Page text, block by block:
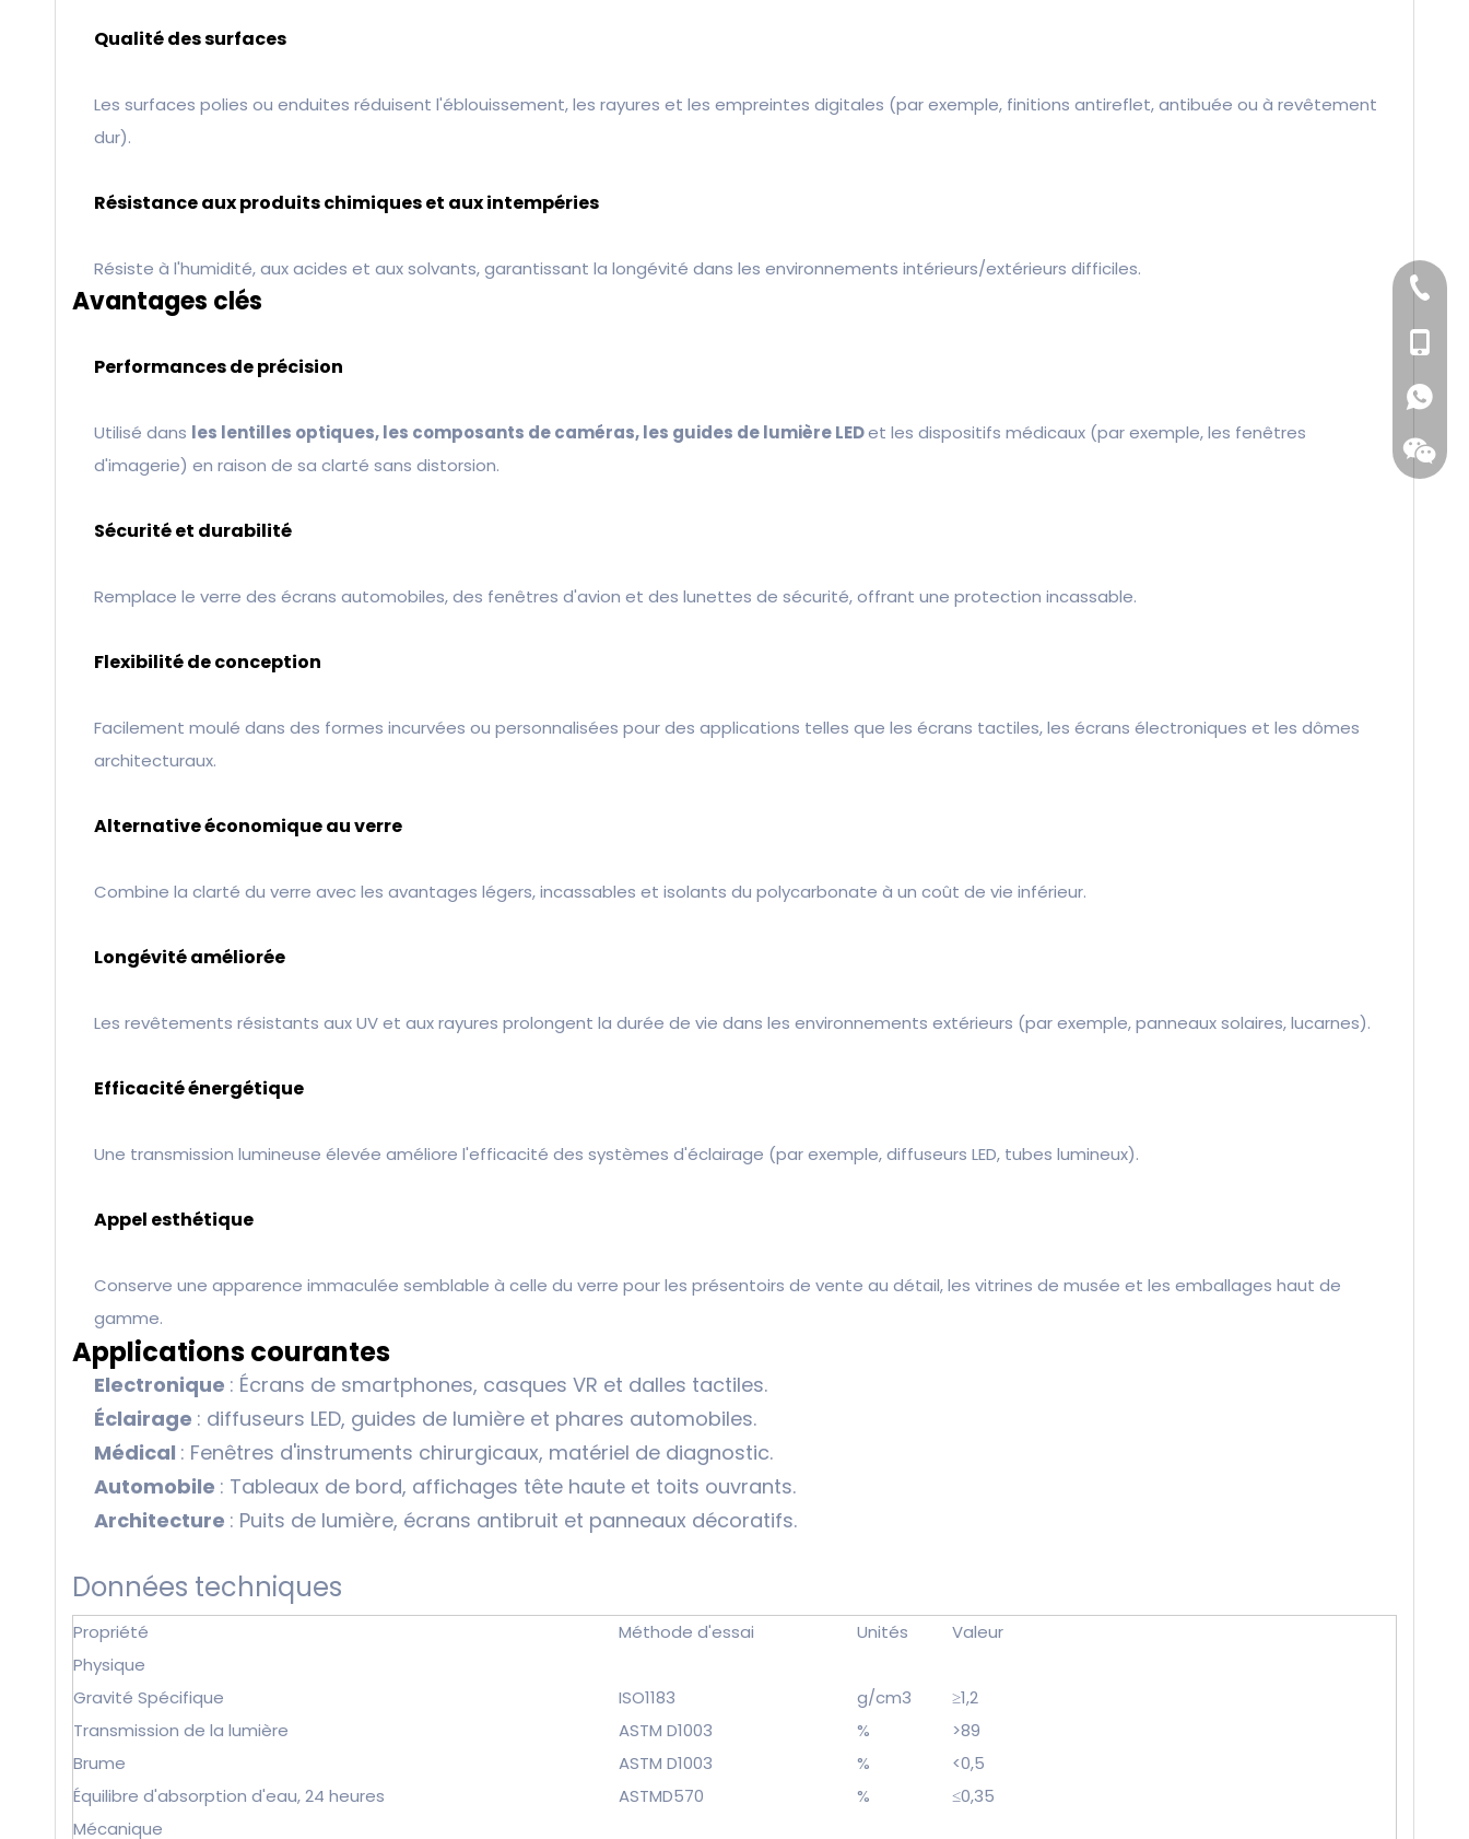
Qualité des surfaces
Les surfaces polies ou enduites réduisent l'éblouissement, les rayures et les empreintes digitales (par exemple, finitions antireflet, antibuée ou à revêtement
dur).
Résistance aux produits chimiques et aux intempéries
Résiste à l'humidité, aux acides et aux solvants, garantissant la longévité dans les environnements intérieurs/extérieurs difficiles.
Avantages clés
Performances de précision
Utilisé dans les lentilles optiques, les composants de caméras, les guides de lumière LEDet les dispositifs médicaux (par exemple, les fenêtres
d'imagerie) en raison de sa clarté sans distorsion.
Sécurité et durabilité
Remplace le verre des écrans automobiles, des fenêtres d'avion et des lunettes de sécurité, offrant une protection incassable.
Flexibilité de conception
Facilement moulé dans des formes incurvées ou personnalisées pour des applications telles que les écrans tactiles, les écrans électroniques et les dômes
architecturaux.
Alternative économique au verre
Combine la clarté du verre avec les avantages légers, incassables et isolants du polycarbonate à un coût de vie inférieur.
Longévité améliorée
Les revêtements résistants aux UV et aux rayures prolongent la durée de vie dans les environnements extérieurs (par exemple, panneaux solaires, lucarnes).
Efficacité énergétique
Une transmission lumineuse élevée améliore l'efficacité des systèmes d'éclairage (par exemple, diffuseurs LED, tubes lumineux).
Appel esthétique
Conserve une apparence immaculée semblable à celle du verre pour les présentoirs de vente au détail, les vitrines de musée et les emballages haut de
gamme.
Applications courantes
Electronique : Écrans de smartphones, casques VR et dalles tactiles.
Éclairage : diffuseurs LED, guides de lumière et phares automobiles.
Médical : Fenêtres d'instruments chirurgicaux, matériel de diagnostic.
Automobile : Tableaux de bord, affichages tête haute et toits ouvrants.
Architecture : Puits de lumière, écrans antibruit et panneaux décoratifs.
Données techniques
Propriété Méthode d'essai Unités
Valeur
Physique
Gravité Spécifique
ISO1183 g/cm3
≥1,2
Transmission de la lumière
ASTM D1003 %
>89
Brume
ASTM D1003 %
<0,5
Équilibre d'absorption d'eau, 24 heures
ASTMD570 %
≤0,35
Mécanique
+86-
+86-